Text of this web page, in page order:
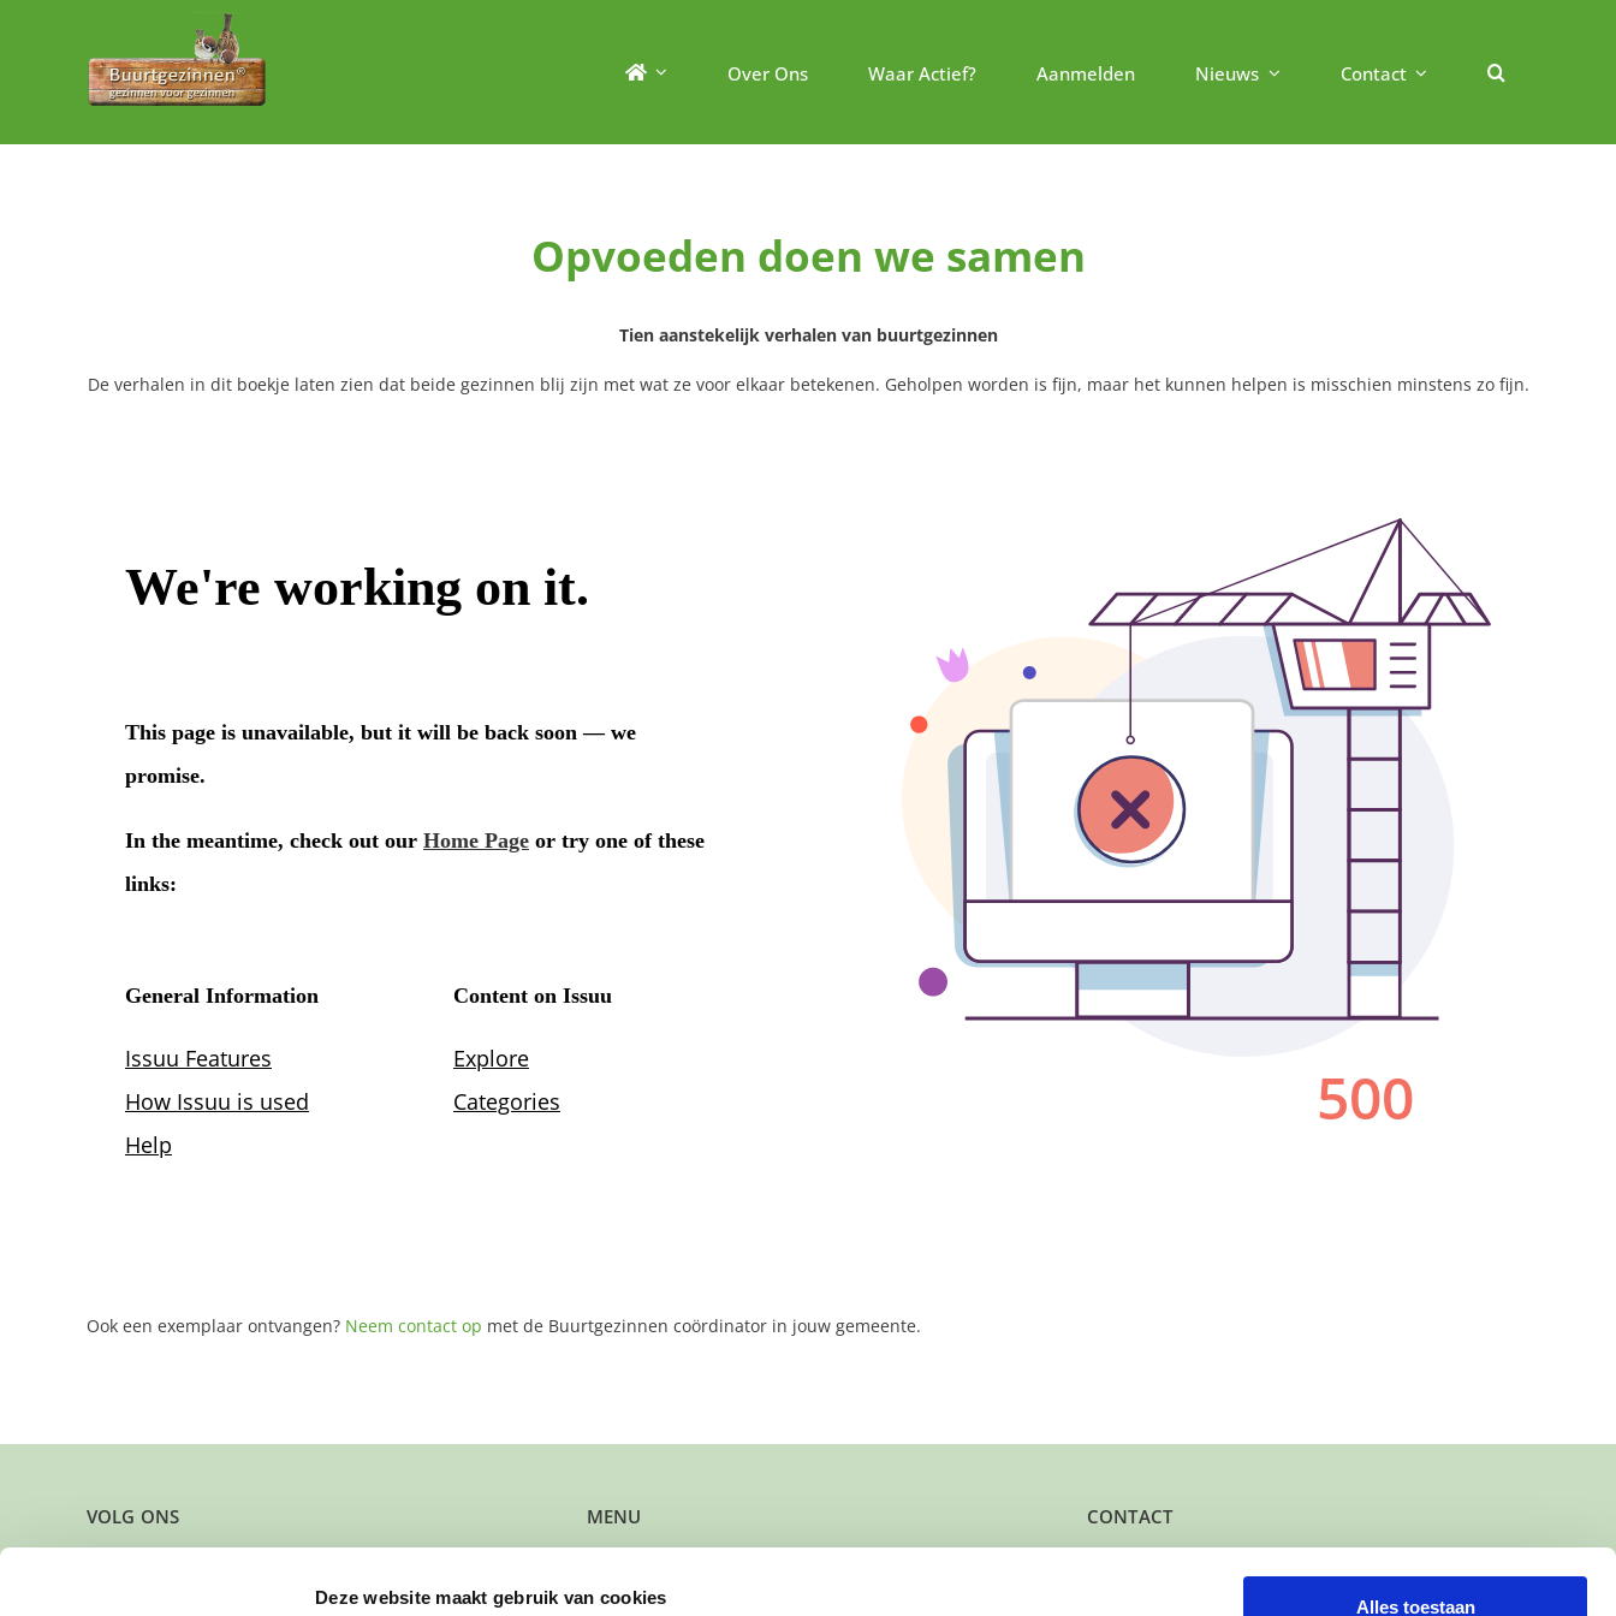
Deze website maakt gebruik van cookies Alles toestaan
Over Ons Waar Actief? Aanmelden Nieuws Contact
Opvoeden doen we samen
Tien aanstekelijk verhalen van buurtgezinnen
De verhalen in dit boekje laten zien dat beide gezinnen blij zijn met wat ze voor elkaar betekenen. Geholpen worden is fijn, maar het kunnen helpen is misschien minstens zo fijn.
Ook een exemplaar ontvangen? Neem contact op met de Buurtgezinnen coördinator in jouw gemeente.
VOLG ONS MENU
Kun je steun gebruiken?
Wil je een gezin verwijzen?
CONTACT
Het kantoor- en postadres van Buurtgezinnen is: